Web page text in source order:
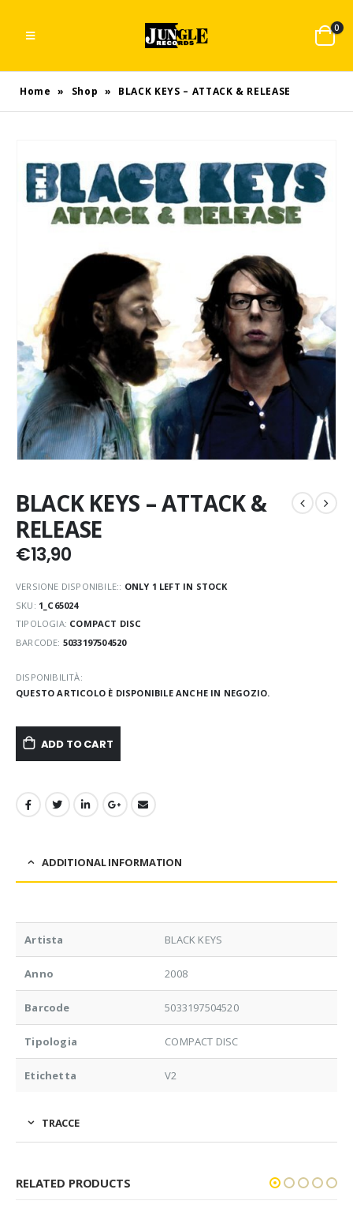
0
Home » Shop » BLACK KEYS – ATTACK & RELEASE
BLACK KEYS – ATTACK &
RELEASE
€13,90
VERSIONE DISPONIBILE:: ONLY 1 LEFT IN STOCK
SKU: 1_C65024
TIPOLOGIA: COMPACT DISC
BARCODE: 5033197504520
DISPONIBILITÀ:
QUESTO ARTICOLO È DISPONIBILE ANCHE IN NEGOZIO.
ADD TO CART
ADDITIONAL INFORMATION
Artista BLACK KEYS
Anno 2008
Barcode 5033197504520
Tipologia COMPACT DISC
Etichetta V2
TRACCE
RELATED PRODUCTS